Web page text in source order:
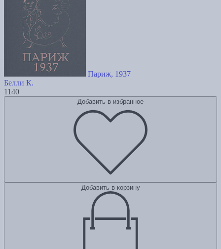
Париж, 1937
Белли К.
1140
Добавить в избранное
Добавить в корзину